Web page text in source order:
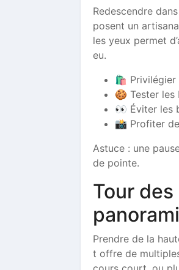
Redescendre
posent un
les yeux permet
eu.
🛍️ Privilégier
🍪 Tester les
👀 Éviter les
📸 Profiter
Astuce : une
de pointe.
Tour
Prendre de la
t offre de